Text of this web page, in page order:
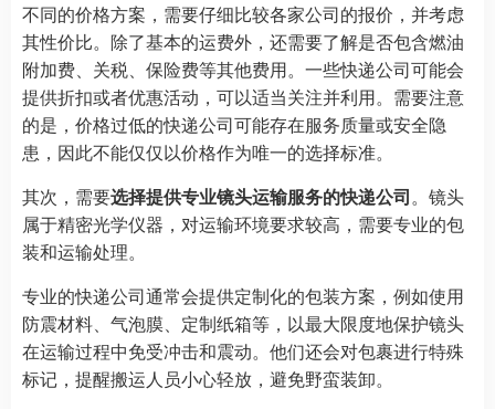
不同的价格方案，需要仔细比较各家公司的报价，并考虑
其性价比。除了基本的运费外，还需要了解是否包含燃油
附加费、关税、保险费等其他费用。一些快递公司可能会
提供折扣或者优惠活动，可以适当关注并利用。需要注意
的是，价格过低的快递公司可能存在服务质量或安全隐
患，因此不能仅仅以价格作为唯一的选择标准。
其次，需要选择提供专业镜头运输服务的快递公司。镜头
属于精密光学仪器，对运输环境要求较高，需要专业的包
装和运输处理。
专业的快递公司通常会提供定制化的包装方案，例如使用
防震材料、气泡膜、定制纸箱等，以最大限度地保护镜头
在运输过程中免受冲击和震动。他们还会对包裹进行特殊
标记，提醒搬运人员小心轻放，避免野蛮装卸。